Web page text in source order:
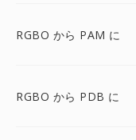
RGBO から PAM に
RGBO から PDB に